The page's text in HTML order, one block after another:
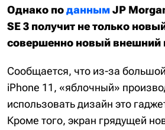
Однако поданнымJP
SE 3 получит не только
совершенно новый внешний
Сообщается, что из-за
iPhone 11, «яблочный»
использовать дизайн это
Кроме того, экран грядущей